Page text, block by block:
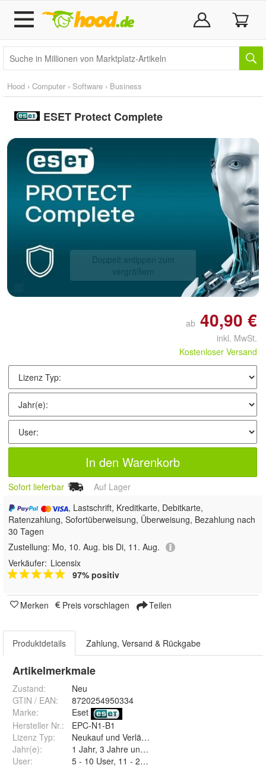
Hood › Computer › Software › Business
ESET Protect Complete
Doppelt antippen zum
vergrößern
ab 40,90 €
inkl. MwSt.
Kostenloser Versand
In den Warenkorb
Sofort lieferbar
Auf Lager
, Lastschrift, Kreditkarte, Debitkarte,
Ratenzahlung, Sofortüberweisung, Überweisung, Bezahlung nach
30 Tagen
Zustellung: Mo, 10. Aug. bis Di, 11. Aug.
Verkäufer: Licensix
97% positiv
Merken Preis vorschlagen Teilen
Produktdetails Zahlung, Versand & Rückgabe
Artikelmerkmale
Zustand:
Neu
GTIN / EAN:
8720254950334
Marke:
Eset
Hersteller Nr.:
EPC-N1-B1
Lizenz Typ:
Neukauf und Verlängerung
Jahr(e):
1 Jahr, 3 Jahre und 2 Jahre
User: